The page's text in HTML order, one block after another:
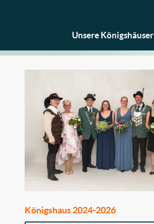
Unsere Königshäuser
Königshaus 2024-2026